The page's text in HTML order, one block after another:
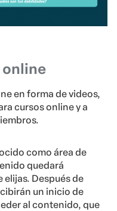
online
en forma de videos,
cursos online y a
como área de
quedará
Después de
un inicio de
al contenido, que